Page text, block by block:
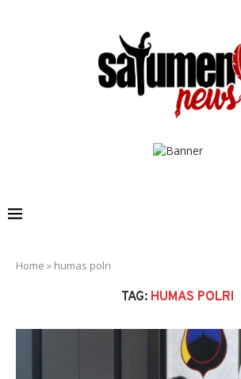
Home » humas polri
TAG: HUMAS POLRI